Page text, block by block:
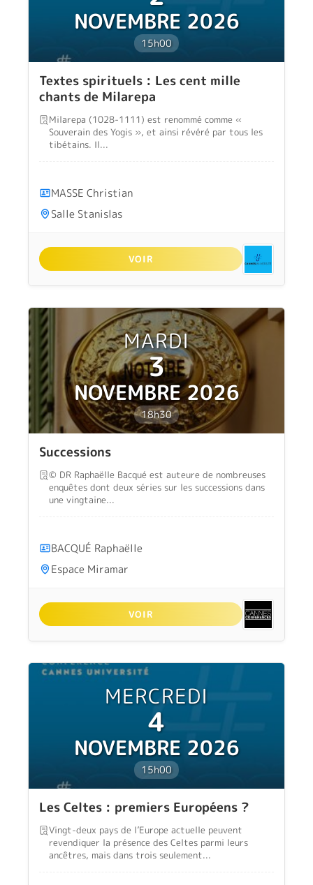
NOVEMBRE 2026
15h00
Textes spirituels : Les cent mille
chants de Milarepa
Milarepa (1028-1111) est renommé comme «
Souverain des Yogis », et ainsi révéré par tous les
tibétains. Il...
MASSE Christian
Salle Stanislas
VOIR
MARDI
3
NOVEMBRE 2026
18h30
Successions
© DR Raphaëlle Bacqué est auteure de nombreuses
enquêtes dont deux séries sur les successions dans
une vingtaine...
BACQUÉ Raphaëlle
Espace Miramar
VOIR
MERCREDI
4
NOVEMBRE 2026
15h00
Les Celtes : premiers Européens ?
Vingt-deux pays de l’Europe actuelle peuvent
revendiquer la présence des Celtes parmi leurs
ancêtres, mais dans trois seulement...